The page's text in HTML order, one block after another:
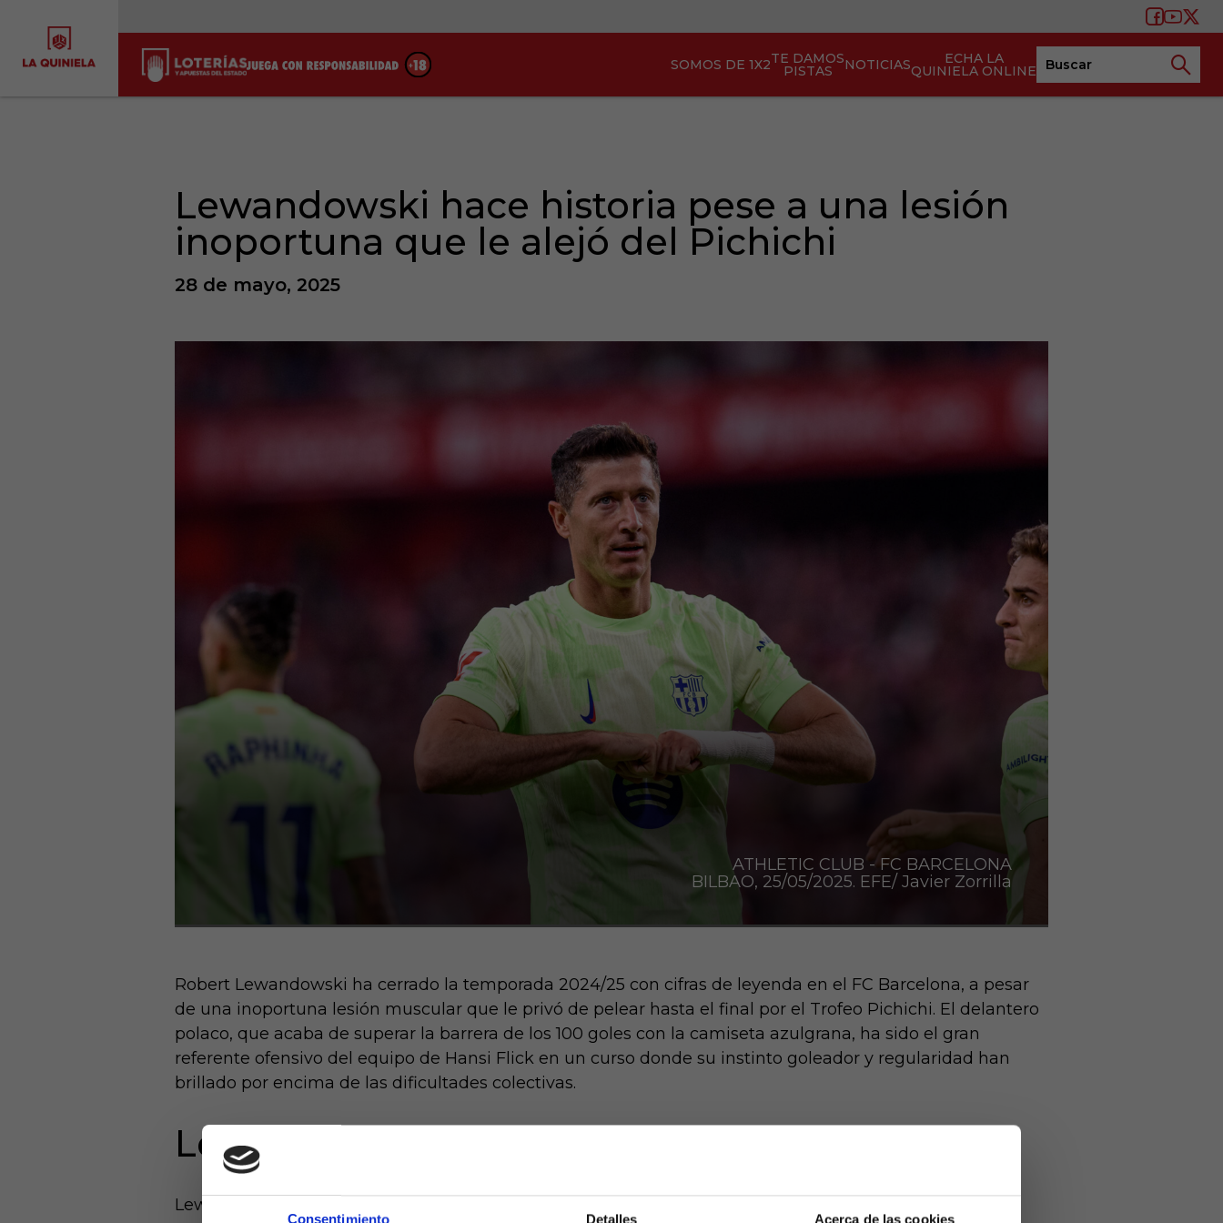
Consentimiento Detalles Acerca de las cookies
SOMOS DE 1X2TE DAMOS
PISTAS NOTICIAS ECHA LA
QUINIELA ONLINE
Lewandowski hace historia pese a una lesión
inoportuna que le alejó del Pichichi
28 de mayo, 2025
ATHLETIC CLUB - FC BARCELONA
BILBAO, 25/05/2025. EFE/ Javier Zorrilla
Robert Lewandowski ha cerrado la temporada 2024/25 con cifras de leyenda en el FC Barcelona, a pesar
de una inoportuna lesión muscular que le privó de pelear hasta el final por el Trofeo Pichichi. El delantero
polaco, que acaba de superar la barrera de los 100 goles con la camiseta azulgrana, ha sido el gran
referente ofensivo del equipo de Hansi Flick en un curso donde su instinto goleador y regularidad han
brillado por encima de las dificultades colectivas.
Lesión muscular en el tramo decisivo
Lewandowski sufrió una lesión en el músculo semitendinoso de la pierna izquierda durante el partido